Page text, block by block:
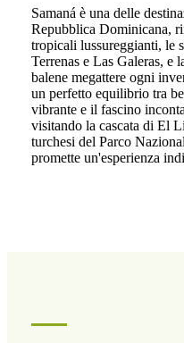
Samaná è una delle
Repubblica Dominicana,
tropicali lussureggianti, le
Terrenas e Las Galeras, e
balene megattere ogni
un perfetto equilibrio tra
vibrante e il fascino
visitando la cascata di El
turchesi del Parco
promette un'esperienza